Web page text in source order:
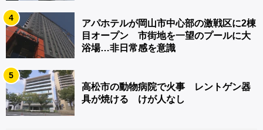
4
アパホテルが岡山市中心部の激戦区に2棟
目オープン 市街地を一望のプールに大
浴場…非日常感を意識
5
高松市の動物病院で火事 レントゲン器
具が焼ける けが人なし